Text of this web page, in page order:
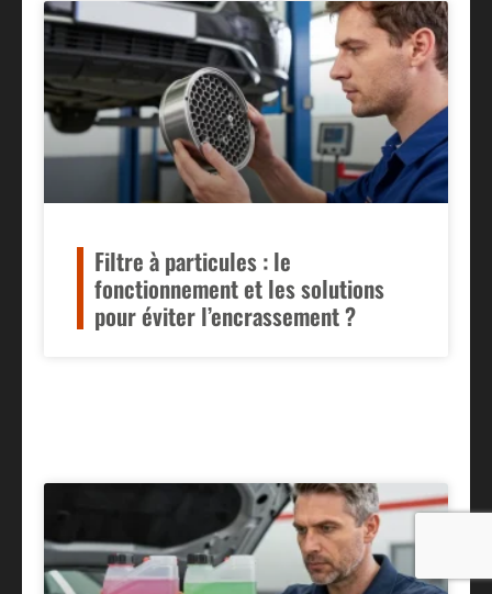
Filtre à particules : le
fonctionnement et les solutions
pour éviter l’encrassement ?